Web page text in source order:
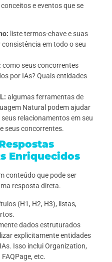
e eventos que se
liste termos-chave e suas
em todo o seu
como seus concorrentes
por IAs? Quais entidades
algumas ferramentas de
Natural podem ajudar
relacionamentos em seu
seus concorrentes.
Enriquecidos
conteúdo que pode ser
resposta direta.
(H1, H2, H3), listas,
dados estruturados
explicitamente entidades
Isso inclui Organization,
etc.